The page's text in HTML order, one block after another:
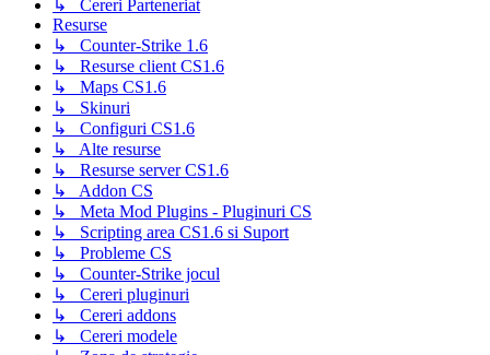
↳ Cereri Parteneriat
Resurse
↳ Counter-Strike 1.6
↳ Resurse client CS1.6
↳ Maps CS1.6
↳ Skinuri
↳ Configuri CS1.6
↳ Alte resurse
↳ Resurse server CS1.6
↳ Addon CS
↳ Meta Mod Plugins - Pluginuri CS
↳ Scripting area CS1.6 si Suport
↳ Probleme CS
↳ Counter-Strike jocul
↳ Cereri pluginuri
↳ Cereri addons
↳ Cereri modele